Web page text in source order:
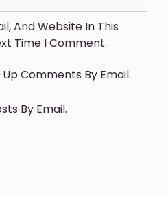
And Website In This
Time I Comment.
Comments By Email.
By Email.